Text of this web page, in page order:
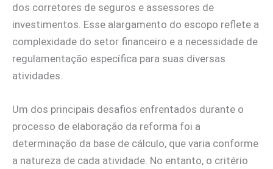
dos corretores de seguros e assessores de
investimentos. Esse alargamento do escopo reflete a
complexidade do setor financeiro e a necessidade de
regulamentação específica para suas diversas
atividades.
Um dos principais desafios enfrentados durante o
processo de elaboração da reforma foi a
determinação da base de cálculo, que varia conforme
a natureza de cada atividade. No entanto, o critério